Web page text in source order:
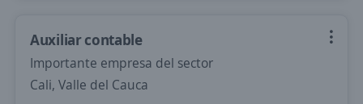
Auxiliar contable
Importante empresa del sector
Cali, Valle del Cauca